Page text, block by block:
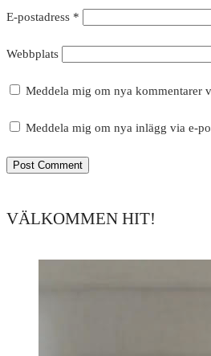
E-postadress *
Webbplats
Meddela mig om nya kommentarer
Meddela mig om nya inlägg via e-
VÄLKOMMEN HIT!